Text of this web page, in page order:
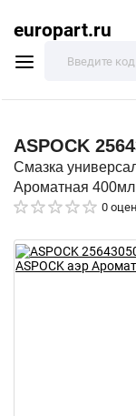
europart.ru
ASPOCK
Смазка
Ароматная 400мл
0